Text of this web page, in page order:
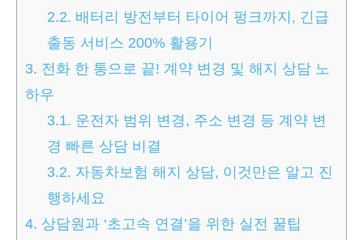
2.2. 배터리 방전부터 타이어 펑크까지, 긴급
출동 서비스 200% 활용기
3. 전화 한 통으로 끝! 계약 변경 및 해지 상담 노
하우
3.1. 운전자 범위 변경, 주소 변경 등 계약 변
경 빠른 상담 비결
3.2. 자동차보험 해지 상담, 이것만은 알고 진
행하세요
4. 상담원과 ‘초고속 연결’을 위한 실전 꿀팁